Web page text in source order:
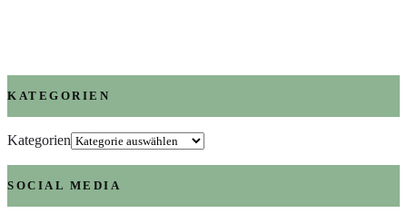
KATEGORIEN
Kategorien
SOCIAL MEDIA